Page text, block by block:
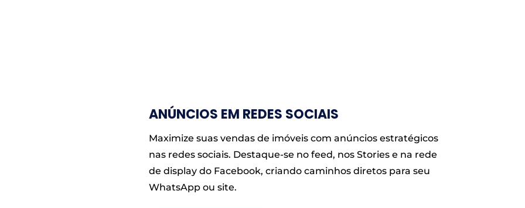
ANÚNCIOS EM REDES SOCIAIS
Maximize suas vendas de imóveis com anúncios estratégicos
nas redes sociais. Destaque-se no feed, nos Stories e na rede
de display do Facebook, criando caminhos diretos para seu
WhatsApp ou site.